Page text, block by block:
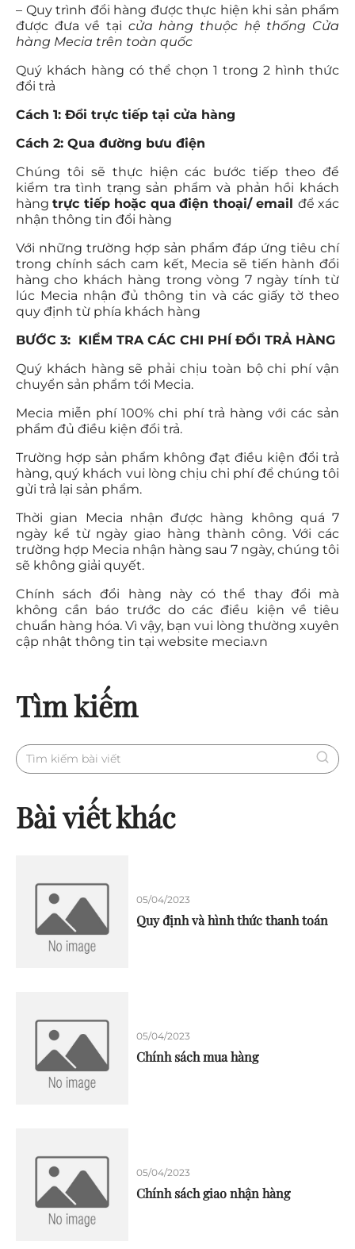
– Quy trình đổi hàng được thực hiện khi sản phẩm
được đưa về tại cửa hàng thuộc hệ thống Cửa
hàng Mecia trên toàn quốc
Quý khách hàng có thể chọn 1 trong 2 hình thức
đổi trả
Cách 1: Đổi trực tiếp tại cửa hàng
Cách 2: Qua đường bưu điện
Chúng tôi sẽ thực hiện các bước tiếp theo để
kiểm tra tình trạng sản phẩm và phản hồi khách
hàngtrực tiếp hoặc qua điện thoại/ email để xác
nhận thông tin đổi hàng
Với những trường hợp sản phẩm đáp ứng tiêu chí
trong chính sách cam kết, Mecia sẽ tiến hành đổi
hàng cho khách hàng trong vòng 7 ngày tính từ
lúc Mecia nhận đủ thông tin và các giấy tờ theo
quy định từ phía khách hàng
BƯỚC 3: KIỂM TRA CÁC CHI PHÍ ĐỔI TRẢ HÀNG
Quý khách hàng sẽ phải chịu toàn bộ chi phí vận
chuyển sản phẩm tới Mecia.
Mecia miễn phí 100% chi phí trả hàng với các sản
phẩm đủ điều kiện đổi trả.
Trường hợp sản phẩm không đạt điều kiện đổi trả
hàng, quý khách vui lòng chịu chi phí để chúng tôi
gửi trả lại sản phẩm.
Thời gian Mecia nhận được hàng không quá 7
ngày kể từ ngày giao hàng thành công. Với các
trường hợp Mecia nhận hàng sau 7 ngày, chúng tôi
sẽ không giải quyết.
Chính sách đổi hàng này có thể thay đổi mà
không cần báo trước do các điều kiện về tiêu
chuẩn hàng hóa. Vì vậy, bạn vui lòng thường xuyên
cập nhật thông tin tại website mecia.vn
Tìm kiếm
Bài viết khác
05/04/2023
Quy định và hình thức thanh toán
05/04/2023
Chính sách mua hàng
05/04/2023
Chính sách giao nhận hàng